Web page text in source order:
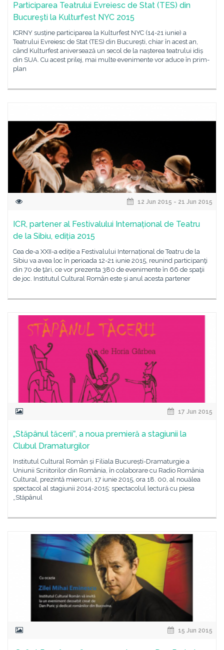
Participarea Teatrului Evreiesc de Stat (TES) din
Bucureşti la Kulturfest NYC 2015
ICRNY susține participarea la Kulturfest NYC (14-21 iunie) a
Teatrului Evreiesc de Stat (TES) din București, chiar în acest an,
când Kulturfest aniversează un secol de la nașterea teatrului idiș
din SUA. Cu acest prilej, mai multe evenimente vor aduce în prim-
plan
12 Jun 2015 - 21 Jun 2015
ICR, partener al Festivalului Internațional de Teatru
de la Sibiu, ediția 2015
Cea de-a XXII-a ediție a Festivalului Internațional de Teatru de la
Sibiu va avea loc în perioada 12-21 iunie 2015, reunind participanţi
din 70 de ţări, ce vor prezenta 380 de evenimente în 66 de spaţii
de joc. Institutul Cultural Român este și anul acesta partener
17 Jun 2015
„Stăpânul tăceriiˮ, a noua premieră a stagiunii la
Clubul Dramaturgilor
Institutul Cultural Român și Filiala București-Dramaturgie a
Uniunii Scriitorilor din România, în colaborare cu Radio România
Cultural, prezintă miercuri, 17 iunie 2015, ora 18. 00, al nouălea
spectacol al stagiunii 2014-2015: spectacolul lectură cu piesa
„Stăpânul
15 Jun 2015